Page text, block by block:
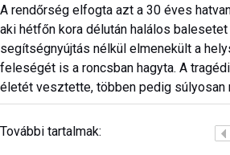
A rendőrség elfogta azt a 30 éves
aki hétfőn kora délután halálos
segítségnyújtás nélkül elmenekült a
feleségét is a roncsban hagyta. A
életét vesztette, többen pedig súlyosan
További tartalmak: